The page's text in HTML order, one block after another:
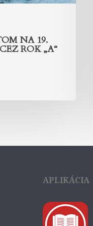
NA 19.
ROK „A“
APLIKÁCIA